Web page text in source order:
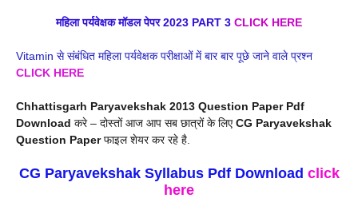
महिला पर्यवेक्षक मॉडल पेपर 2023 PART 3 CLICK HERE
Vitamin से संबंधित महिला पर्यवेक्षक परीक्षाओं में बार बार पूछे जाने वाले प्रश्न
CLICK HERE
Chhattisgarh Paryavekshak 2013 Question Paper Pdf
Download करे – दोस्तों आज आप सब छात्रों के लिएCG Paryavekshak
Question Paperफाइल शेयर कर रहे है.
CG Paryavekshak Syllabus Pdf Download click
here